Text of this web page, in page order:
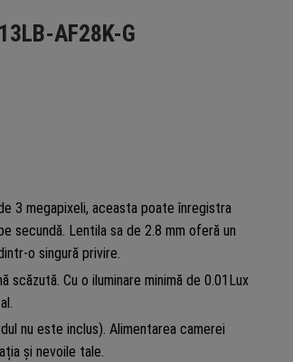
AF28K-G
3 megapixeli, aceasta poate înregistra
secundă. Lentila sa de 2.8 mm oferă un
o singură privire.
Cu o iluminare minimă de 0.01Lux
nu este inclus). Alimentarea camerei
și nevoile tale.